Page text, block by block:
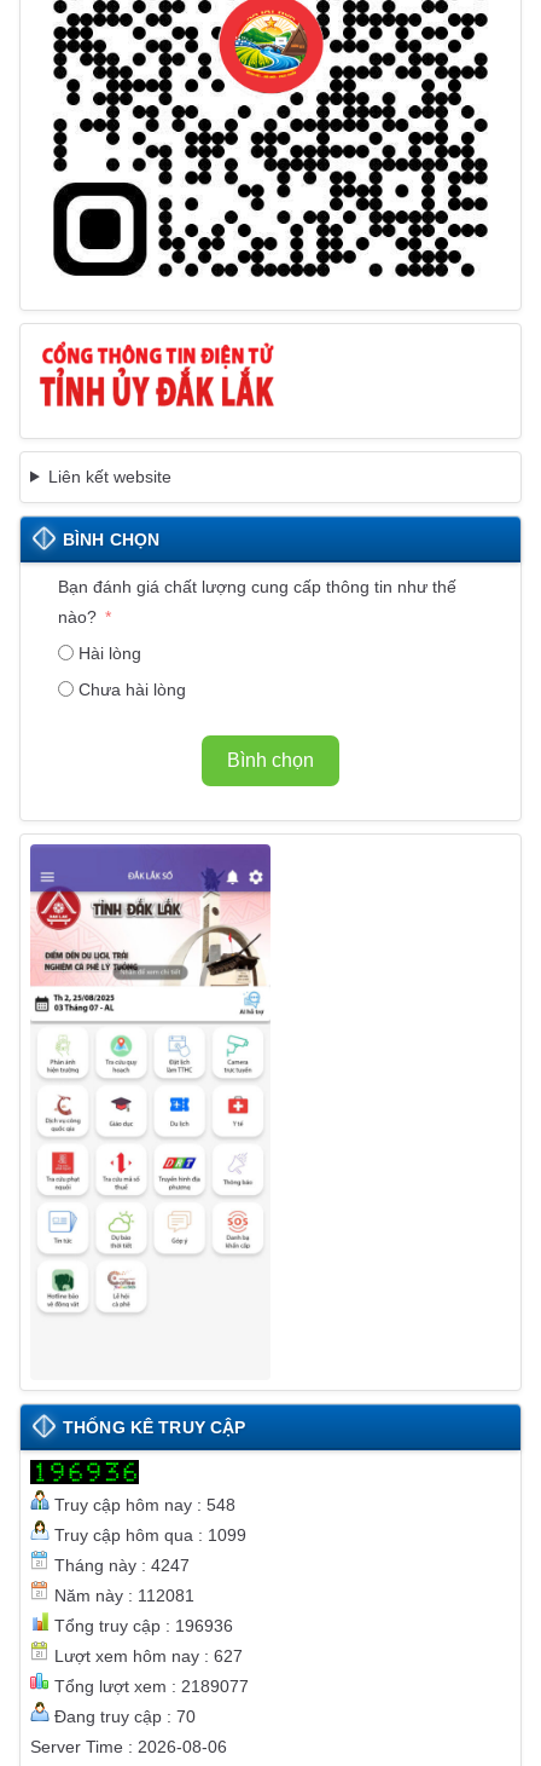
Liên kết website
BÌNH CHỌN
Bạn đánh giá chất lượng cung cấp thông tin như thế
nào?
Hài lòng
Chưa hài lòng
Bình chọn
THỐNG KÊ TRUY CẬP
Truy cập hôm nay : 548
Truy cập hôm qua : 1099
Tháng này : 4247
Năm này : 112081
Tổng truy cập : 196936